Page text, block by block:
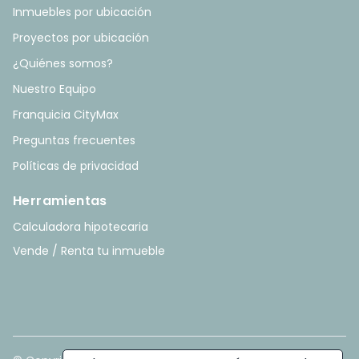
Inmuebles por ubicación
Proyectos por ubicación
¿Quiénes somos?
Nuestro Equipo
Franquicia CityMax
Preguntas frecuentes
Políticas de privacidad
Herramientas
Calculadora hipotecaria
Vende / Renta tu inmueble